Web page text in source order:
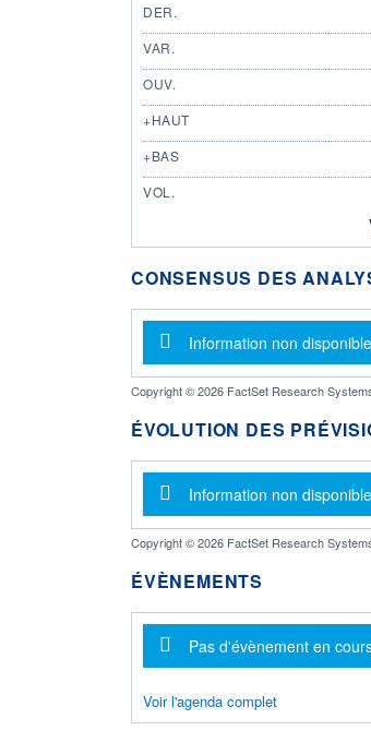
DER.
VAR.
OUV.
+HAUT
+BAS
VOL.
CONSENSUS DES
Message d'information
Information non disponible
Copyright © 2026 FactSet Research
ÉVOLUTION DES
Message d'information
Information non disponible
Copyright © 2026 FactSet Research
ÉVÈNEMENTS
Message d'information
Pas d'évènement en
Voir l'agenda complet